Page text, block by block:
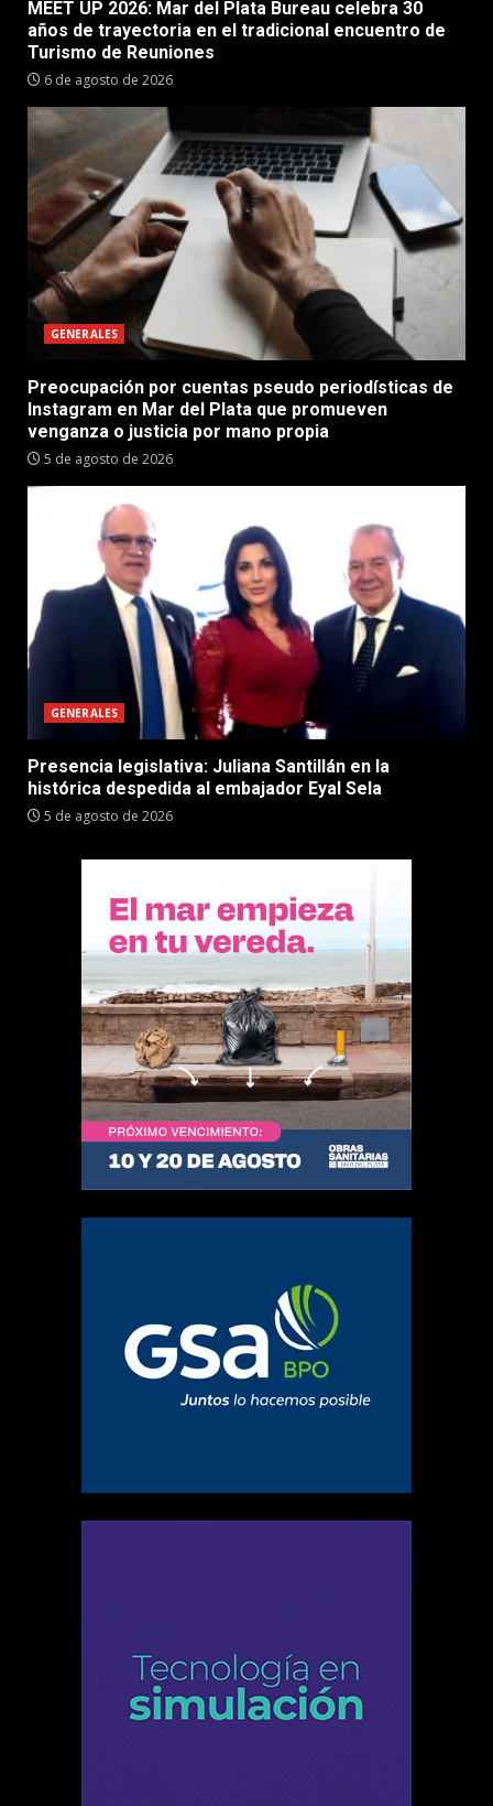
MEET UP 2026: Mar del Plata Bureau celebra 30
años de trayectoria en el tradicional encuentro de
Turismo de Reuniones
6 de agosto de 2026
GENERALES
Preocupación por cuentas pseudo periodísticas de
Instagram en Mar del Plata que promueven
venganza o justicia por mano propia
5 de agosto de 2026
GENERALES
Presencia legislativa: Juliana Santillán en la
histórica despedida al embajador Eyal Sela
5 de agosto de 2026